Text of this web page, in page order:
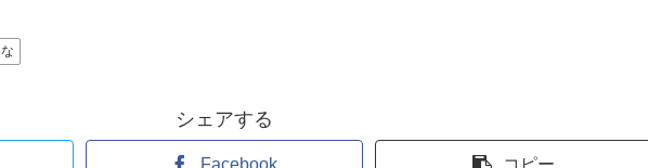
な
シェアする
Facebook コピー